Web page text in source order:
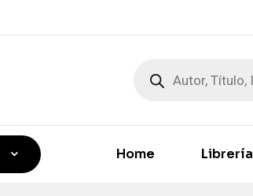
Home Librería